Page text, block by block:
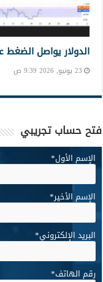
الدولار يواصل الضغط على
23 يونيو, 2026 9:39 ص
فتح حساب تجريبي
الإسم الأول*
الإسم الأخير*
البريد الإلكتروني*
رقم الهاتف*